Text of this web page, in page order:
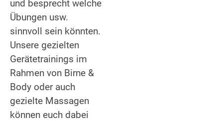
und besprecht welche
Übungen usw.
sinnvoll sein könnten.
Unsere gezielten
Gerätetrainings im
Rahmen von Birne &
Body oder auch
gezielte Massagen
können euch dabei